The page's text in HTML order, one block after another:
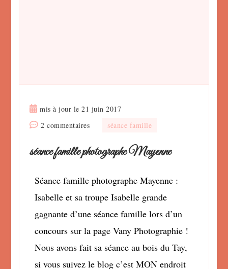
mis à jour le21 juin 2017
2 commentairessur
famille
Mayenne
séance famille
séance famille photographe Mayenne
Séance famille photographe Mayenne :
Isabelle et sa troupe Isabelle grande
gagnante d’une séance famille lors d’un
concours sur la page Vany Photographie !
Nous avons fait sa séance au bois du Tay,
si vous suivez le blog c’est MON endroit